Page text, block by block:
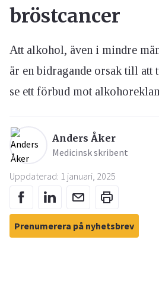
bröstcancer
Att alkohol, även i mindre
är en bidragande orsak till att
se ett förbud mot
Anders Åker
Medicinsk skribent
Uppdaterad: 1 januari, 2025
Prenumerera på nyhetsbrev